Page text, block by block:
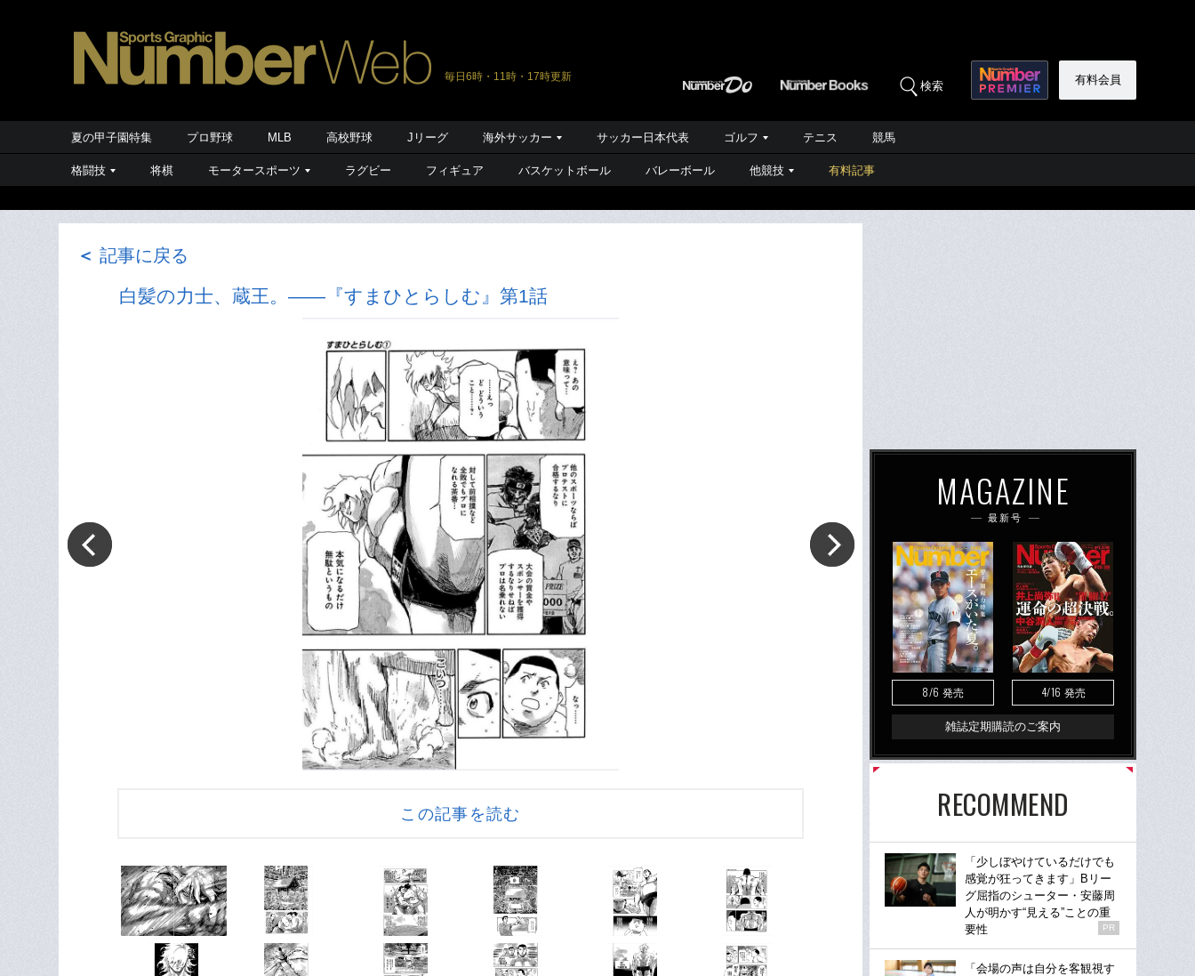
毎日6時・11時・17時更新
検索 有料会員
夏の甲子園特集 プロ野球 MLB 高校野球 Jリーグ 海外サッカー サッカー日本代表 ゴルフ テニス 競馬
格闘技 将棋 モータースポーツ ラグビー フィギュア バスケットボール バレーボール 他競技 有料記事
＜ 記事に戻る
白髪の力士、蔵王。――『すまひとらしむ』第1話
この記事を読む
MAGAZINE
最新号
8/6 発売 4/16 発売
雑誌定期購読のご案内
RECOMMEND
「少しぼやけているだけでも
感覚が狂ってきます」Bリー
グ屈指のシューター・安藤周
人が明かす“見える”ことの重
要性
PR
「会場の声は自分を客観視す